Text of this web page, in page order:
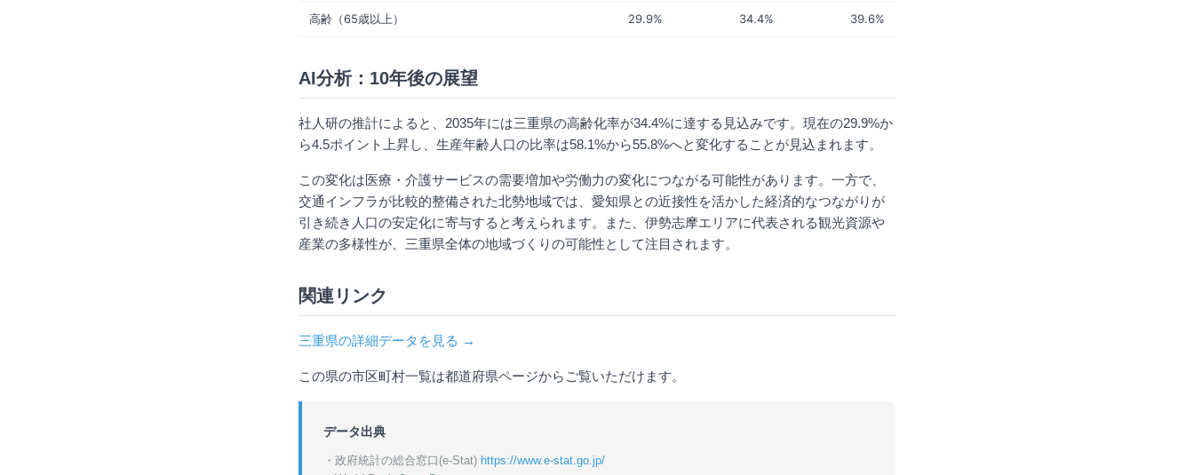
高齢（65歳以上） 29.9% 34.4% 39.6%
AI分析：10年後の展望
社人研の推計によると、2035年には三重県の高齢化率が34.4%に達する見込みです。現在の29.9%か
ら4.5ポイント上昇し、生産年齢人口の比率は58.1%から55.8%へと変化することが見込まれます。
この変化は医療・介護サービスの需要増加や労働力の変化につながる可能性があります。一方で、
交通インフラが比較的整備された北勢地域では、愛知県との近接性を活かした経済的なつながりが
引き続き人口の安定化に寄与すると考えられます。また、伊勢志摩エリアに代表される観光資源や
産業の多様性が、三重県全体の地域づくりの可能性として注目されます。
関連リンク
三重県の詳細データを見る →
この県の市区町村一覧は都道府県ページからご覧いただけます。
データ出典
・政府統計の総合窓口(e-Stat) https://www.e-stat.go.jp/